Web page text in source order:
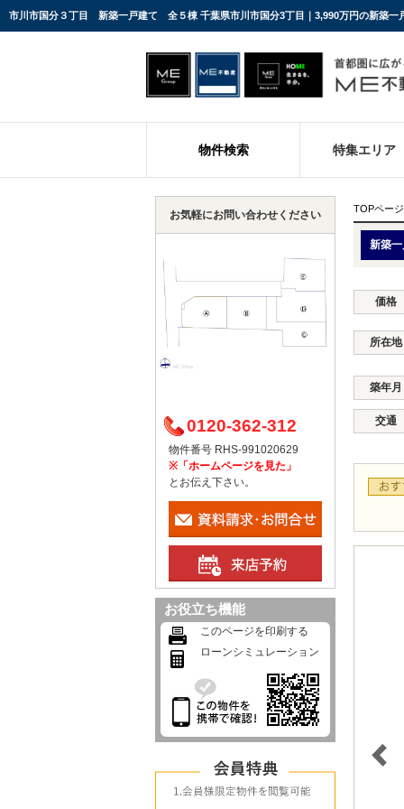
市川市国分３丁目 新築一戸建て 全５棟 千葉県市川市国分3丁目｜3,990万円の新築一
物件検索 特集エリア
TOPページ
新築
価格
所在地
築年月
交通
お気軽にお問い合わせください
0120-362-312
物件番号 RHS-991020629
※「ホームページを見た」
とお伝え下さい。
お役立ち機能
このページを印刷する
ローンシミュレーション